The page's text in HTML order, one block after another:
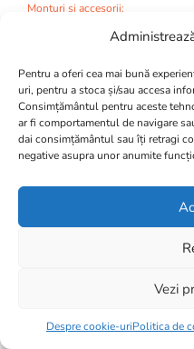
Pentru a oferi cea mai bună
uri, pentru a stoca și/sau accesa
Consimțământul pentru aceste
ar fi comportamentul de navigare
dai consimțământul sau îți retragi
negative asupra unor anumite
Vezi
Despre cookie-uriPolitica de
Monturi si accesorii:
Monturi
Monturi si Accesorii
Plumbi
Plumbi si Momitoare
Tuburi
Corturi si Umbrele